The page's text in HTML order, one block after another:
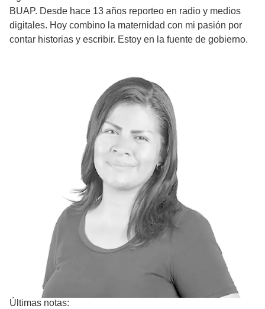
BUAP. Desde hace 13 años reporteo en radio y medios
digitales. Hoy combino la maternidad con mi pasión por
contar historias y escribir. Estoy en la fuente de gobierno.
Últimas notas: